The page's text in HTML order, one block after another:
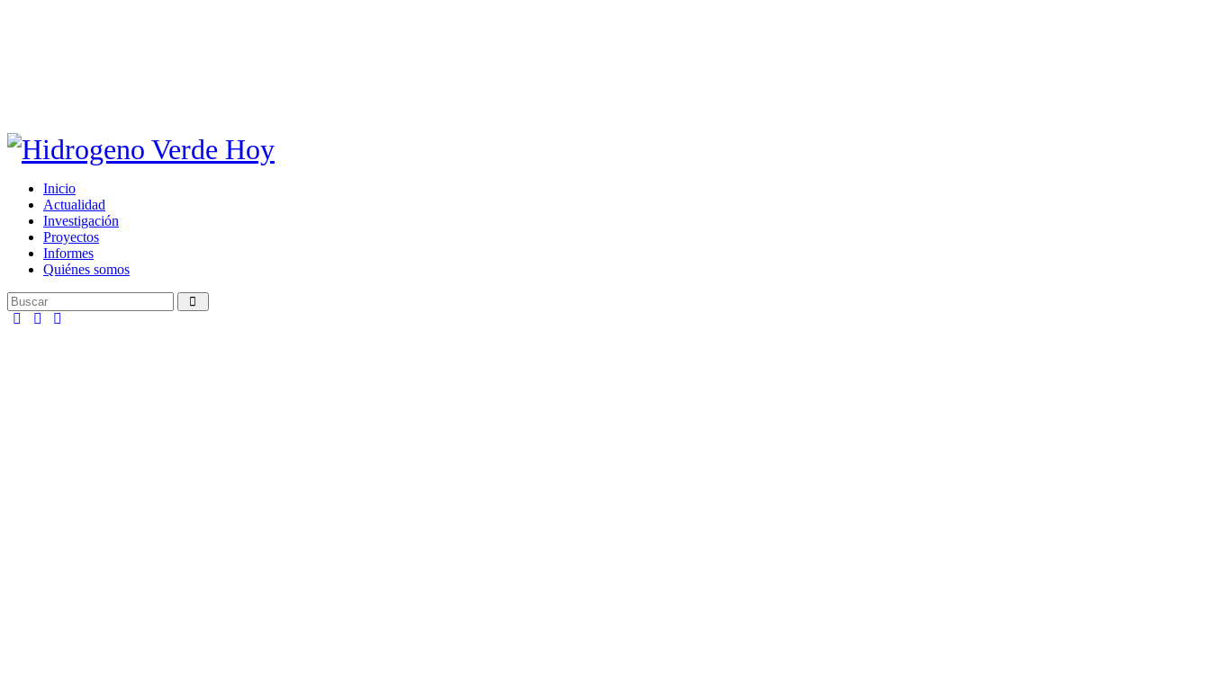
Inicio
Actualidad
Investigación
Proyectos
Informes
Quiénes somos